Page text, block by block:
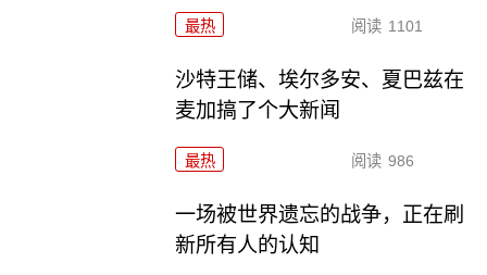
最热 阅读 1101
沙特王储、埃尔多安、夏巴兹在
麦加搞了个大新闻
最热 阅读 986
一场被世界遗忘的战争，正在刷
新所有人的认知